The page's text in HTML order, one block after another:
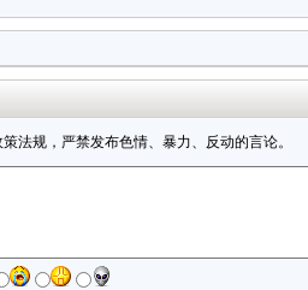
法规，严禁发布色情、暴力、反动的言论。